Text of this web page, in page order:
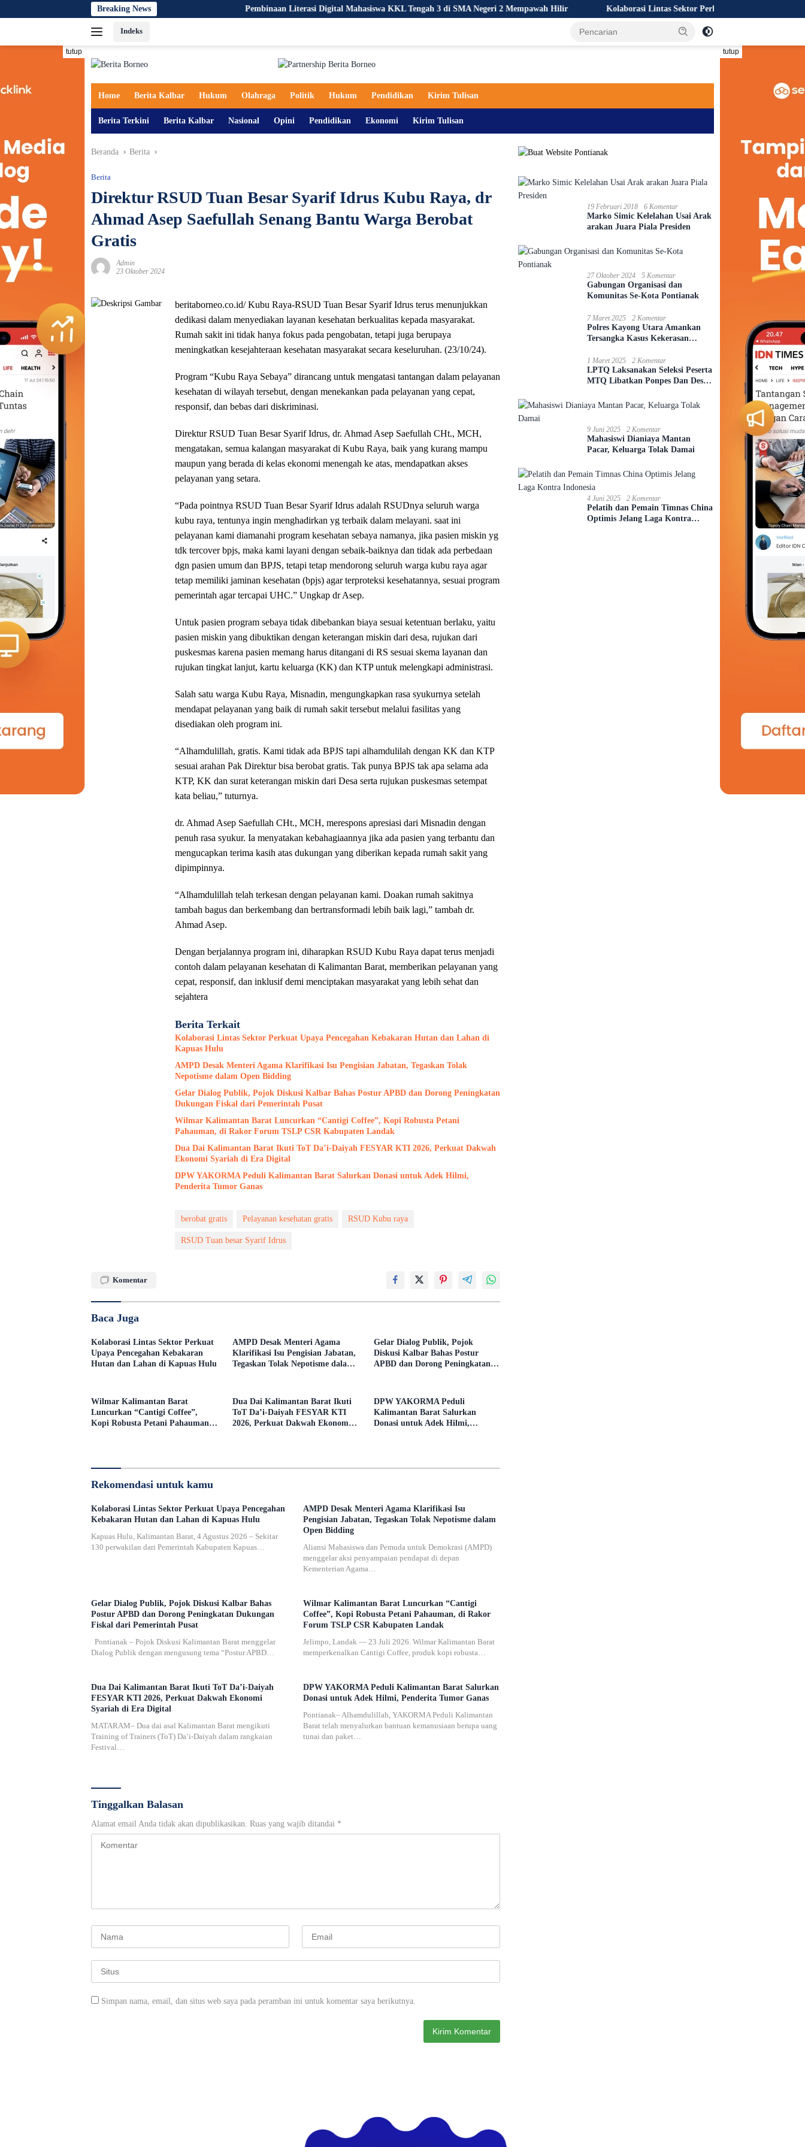
ke
Breaking News Pembinaan Literasi Digital Mahasiswa KKL Tengah 3 di SMA Negeri 2 Mempawah Hilir Kolaborasi Lintas Sektor Perkuat Upaya Pencegahan Kebakaran Hutan
Indeks
tutup tutup
Home Berita Kalbar Hukum Olahraga Politik Hukum Pendidikan Kirim Tulisan
Berita Terkini Berita Kalbar Nasional Opini Pendidikan Ekonomi Kirim Tulisan
Beranda Berita
Berita
Direktur RSUD Tuan Besar Syarif Idrus Kubu Raya, dr
Ahmad Asep Saefullah Senang Bantu Warga Berobat
Gratis
Admin
23 Oktober 2024
beritaborneo.co.id/Kubu Raya-RSUD Tuan Besar Syarif Idrus terus menunjukkan
dedikasi dalam menyediakan layanan kesehatan berkualitas kepada masyarakat.
Rumah sakit ini tidak hanya fokus pada pengobatan, tetapi juga berupaya
meningkatkan kesejahteraan kesehatan masyarakat secara keseluruhan. (23/10/24).
Program “Kubu Raya Sebaya” dirancang untuk mengatasi tantangan dalam pelayanan
kesehatan di wilayah tersebut, dengan menekankan pada pelayanan yang cepat,
responsif, dan bebas dari diskriminasi.
Direktur RSUD Tuan Besar Syarif Idrus, dr. Ahmad Asep Saefullah CHt., MCH,
mengatakan, semua kalangan masyarakat di Kubu Raya, baik yang kurang mampu
maupun yang berada di kelas ekonomi menengah ke atas, mendapatkan akses
pelayanan yang setara.
“Pada pointnya RSUD Tuan Besar Syarif Idrus adalah RSUDnya seluruh warga
kubu raya, tentunya ingin menghadirkan yg terbaik dalam melayani. saat ini
pelayanan kami diamanahi program kesehatan sebaya namanya, jika pasien miskin yg
tdk tercover bpjs, maka kami layani dengan sebaik-baiknya dan tidak ada perbedaan
dgn pasien umum dan BPJS, tetapi tetap mendorong seluruh warga kubu raya agar
tetap memiliki jaminan kesehatan (bpjs) agar terproteksi kesehatannya, sesuai program
pemerintah agar tercapai UHC.” Ungkap dr Asep.
Untuk pasien program sebaya tidak dibebankan biaya sesuai ketentuan berlaku, yaitu
pasien miskin yang dibuktikan dengan keterangan miskin dari desa, rujukan dari
puskesmas karena pasien memang harus ditangani di RS sesuai skema layanan dan
rujukan tingkat lanjut, kartu keluarga (KK) dan KTP untuk melengkapi administrasi.
Salah satu warga Kubu Raya, Misnadin, mengungkapkan rasa syukurnya setelah
mendapat pelayanan yang baik di rumah sakit tersebut melalui fasilitas yang
disediakan oleh program ini.
“Alhamdulillah, gratis. Kami tidak ada BPJS tapi alhamdulilah dengan KK dan KTP
sesuai arahan Pak Direktur bisa berobat gratis. Tak punya BPJS tak apa selama ada
KTP, KK dan surat keterangan miskin dari Desa serta rujukan puskesmas setempat
kata beliau,” tuturnya.
dr. Ahmad Asep Saefullah CHt., MCH, merespons apresiasi dari Misnadin dengan
penuh rasa syukur. Ia menyatakan kebahagiaannya jika ada pasien yang terbantu dan
mengucapkan terima kasih atas dukungan yang diberikan kepada rumah sakit yang
dipimpinnya.
“Alhamdulillah telah terkesan dengan pelayanan kami. Doakan rumah sakitnya
tambah bagus dan berkembang dan bertransformadi lebih baik lagi,” tambah dr.
Ahmad Asep.
Dengan berjalannya program ini, diharapkan RSUD Kubu Raya dapat terus menjadi
contoh dalam pelayanan kesehatan di Kalimantan Barat, memberikan pelayanan yang
cepat, responsif, dan inklusif demi menciptakan masyarakat yang lebih sehat dan
sejahtera
Berita Terkait
Kolaborasi Lintas Sektor Perkuat Upaya Pencegahan Kebakaran Hutan dan Lahan di
Kapuas Hulu
AMPD Desak Menteri Agama Klarifikasi Isu Pengisian Jabatan, Tegaskan Tolak
Nepotisme dalam Open Bidding
Gelar Dialog Publik, Pojok Diskusi Kalbar Bahas Postur APBD dan Dorong Peningkatan
Dukungan Fiskal dari Pemerintah Pusat
Wilmar Kalimantan Barat Luncurkan “Cantigi Coffee”, Kopi Robusta Petani
Pahauman, di Rakor Forum TSLP CSR Kabupaten Landak
Dua Dai Kalimantan Barat Ikuti ToT Da’i-Daiyah FESYAR KTI 2026, Perkuat Dakwah
Ekonomi Syariah di Era Digital
DPW YAKORMA Peduli Kalimantan Barat Salurkan Donasi untuk Adek Hilmi,
Penderita Tumor Ganas
berobat gratis Pelayanan kesehatan gratis RSUD Kubu raya
RSUD Tuan besar Syarif Idrus
Komentar
Baca Juga
Kolaborasi Lintas Sektor Perkuat
Upaya Pencegahan Kebakaran
Hutan dan Lahan di Kapuas Hulu
AMPD Desak Menteri Agama
Klarifikasi Isu Pengisian Jabatan,
Tegaskan Tolak Nepotisme dalam
Gelar Dialog Publik, Pojok
Diskusi Kalbar Bahas Postur
APBD dan Dorong Peningkatan
Wilmar Kalimantan Barat
Luncurkan “Cantigi Coffee”,
Kopi Robusta Petani Pahauman,
Dua Dai Kalimantan Barat Ikuti
ToT Da’i-Daiyah FESYAR KTI
2026, Perkuat Dakwah Ekonomi
DPW YAKORMA Peduli
Kalimantan Barat Salurkan
Donasi untuk Adek Hilmi,
Rekomendasi untuk kamu
Kolaborasi Lintas Sektor Perkuat Upaya Pencegahan
Kebakaran Hutan dan Lahan di Kapuas Hulu
Kapuas Hulu, Kalimantan Barat, 4 Agustus 2026 – Sekitar
130 perwakilan dari Pemerintah Kabupaten Kapuas…
AMPD Desak Menteri Agama Klarifikasi Isu
Pengisian Jabatan, Tegaskan Tolak Nepotisme dalam
Open Bidding
Aliansi Mahasiswa dan Pemuda untuk Demokrasi (AMPD)
menggelar aksi penyampaian pendapat di depan
Kementerian Agama…
Gelar Dialog Publik, Pojok Diskusi Kalbar Bahas
Postur APBD dan Dorong Peningkatan Dukungan
Fiskal dari Pemerintah Pusat
Pontianak – Pojok Diskusi Kalimantan Barat menggelar
Dialog Publik dengan mengusung tema “Postur APBD…
Wilmar Kalimantan Barat Luncurkan “Cantigi
Coffee”, Kopi Robusta Petani Pahauman, di Rakor
Forum TSLP CSR Kabupaten Landak
Jelimpo, Landak — 23 Juli 2026. Wilmar Kalimantan Barat
memperkenalkan Cantigi Coffee, produk kopi robusta…
Dua Dai Kalimantan Barat Ikuti ToT Da’i-Daiyah
FESYAR KTI 2026, Perkuat Dakwah Ekonomi
Syariah di Era Digital
MATARAM– Dua dai asal Kalimantan Barat mengikuti
Training of Trainers (ToT) Da’i-Daiyah dalam rangkaian
Festival…
DPW YAKORMA Peduli Kalimantan Barat Salurkan
Donasi untuk Adek Hilmi, Penderita Tumor Ganas
Pontianak– Alhamdulillah, YAKORMA Peduli Kalimantan
Barat telah menyalurkan bantuan kemanusiaan berupa uang
tunai dan paket…
Tinggalkan Balasan
Alamat email Anda tidak akan dipublikasikan. Ruas yang wajib ditandai *
Simpan nama, email, dan situs web saya pada peramban ini untuk komentar saya berikutnya.
19 Februari 2018 6 Komentar
Marko Simic Kelelahan Usai Arak
arakan Juara Piala Presiden
27 Oktober 2024 5 Komentar
Gabungan Organisasi dan
Komunitas Se-Kota Pontianak
7 Maret 2025 2 Komentar
Polres Kayong Utara Amankan
Tersangka Kasus Kekerasan
1 Maret 2025 2 Komentar
LPTQ Laksanakan Seleksi Peserta
MTQ Libatkan Ponpes Dan Desa
9 Juni 2025 2 Komentar
Mahasiswi Dianiaya Mantan
Pacar, Keluarga Tolak Damai
4 Juni 2025 2 Komentar
Pelatih dan Pemain Timnas China
Optimis Jelang Laga Kontra